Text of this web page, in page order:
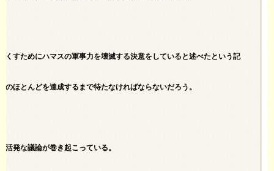
すためにハマスの軍事力を壊滅する決意をしていると述べたという記
ほとんどを達成するまで待たなければならないだろう。
発な議論が巻き起こっている。